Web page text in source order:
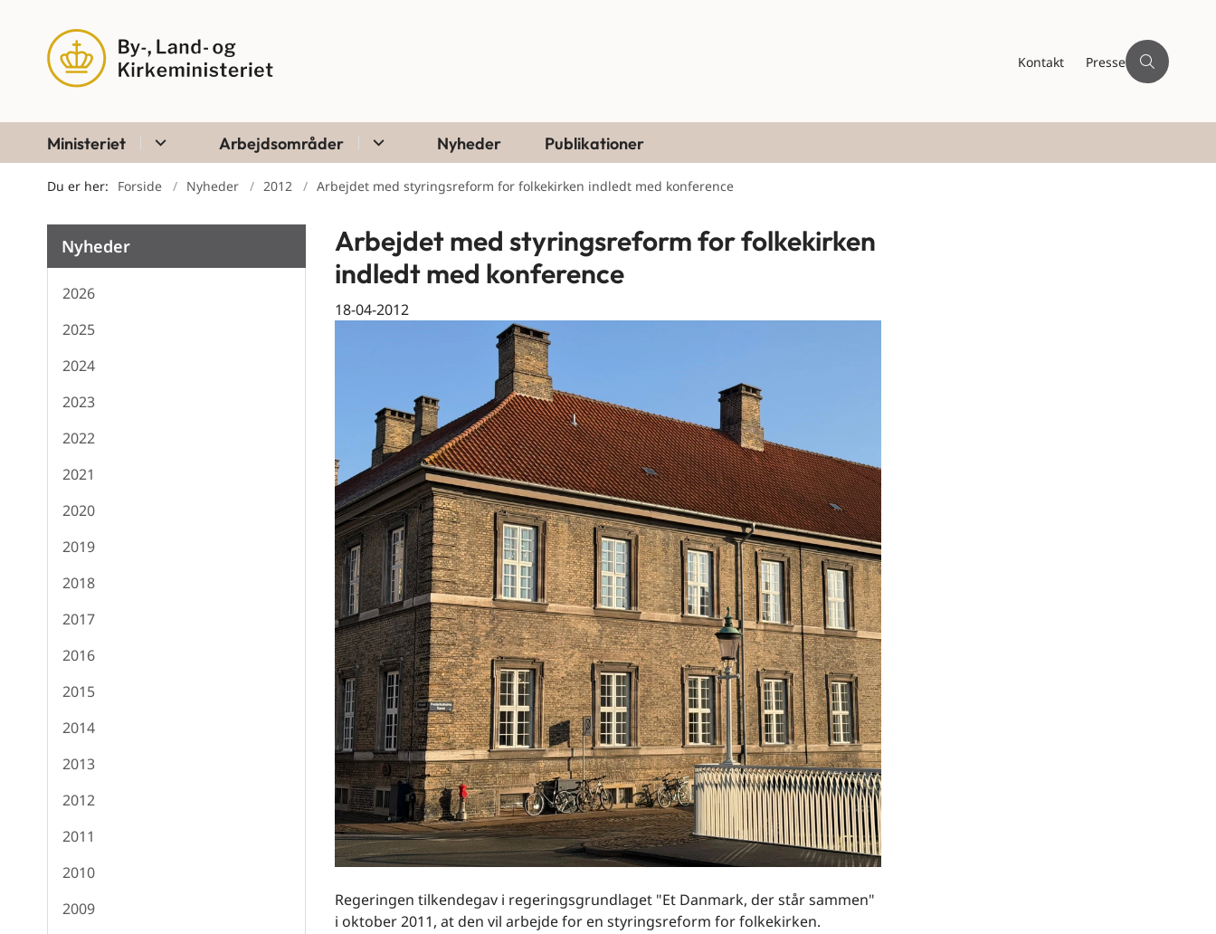
Kontakt Presse
Ministeriet Arbejdsområder Nyheder Publikationer
Du er her: Forside Nyheder 2012 Arbejdet med styringsreform for folkekirken indledt med konference
Nyheder
2026
2025
2024
2023
2022
2021
2020
2019
2018
2017
2016
2015
2014
2013
2012
2011
2010
2009
Arbejdet med styringsreform for folkekirken
indledt med konference
18-04-2012
Regeringen tilkendegav i regeringsgrundlaget "Et Danmark, der står sammen"
i oktober 2011, at den vil arbejde for en styringsreform for folkekirken.